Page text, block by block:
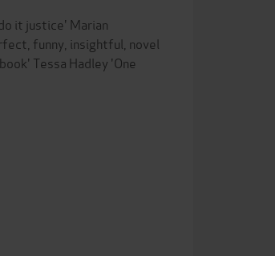
it justice' Marian
funny, insightful, novel
Tessa Hadley 'One